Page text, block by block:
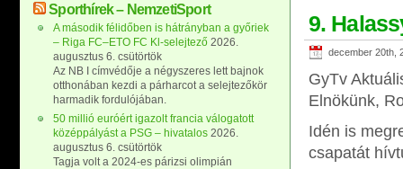
9.
december 20th,
GyTv
Elnökünk,
Idén is
csapatát
Sporthírek – NemzetiSport
A második félidőben is hátrányban a győriek
– Riga FC–ETO FC Kl-selejtező 2026.
augusztus 6. csütörtök
Az NB I címvédője a négyszeres lett bajnok
otthonában kezdi a párharcot a selejtezőkör
harmadik fordulójában.
50 millió euróért igazolt francia válogatott
középpályást a PSG – hivatalos 2026.
augusztus 6. csütörtök
Tagja volt a 2024-es párizsi olimpián